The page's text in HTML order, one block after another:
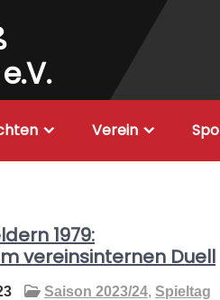
Verein
1979:
vereinsinternen Duell
Saison 2023/24, Spieltag